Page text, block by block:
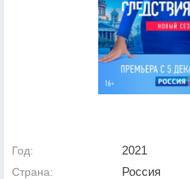
Год: 2021
Страна: Россия